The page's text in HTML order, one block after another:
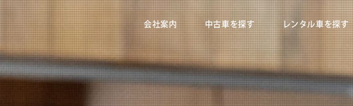
会社案内 中古車を探す レンタル車を探す